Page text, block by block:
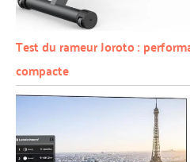
Test du rameur Joroto :
compacte